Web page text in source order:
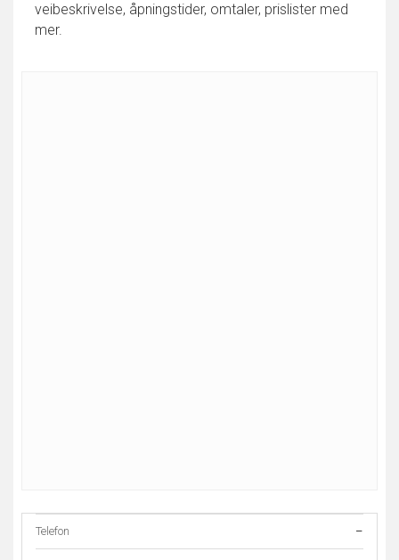
veibeskrivelse, åpningstider, omtaler, prislister med
mer.
Telefon –